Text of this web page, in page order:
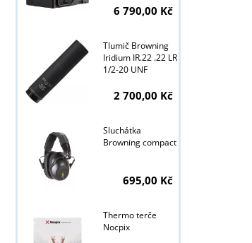
6 790,00 Kč
Tlumič Browning
Iridium IR.22 .22 LR
1/2-20 UNF
2 700,00 Kč
Sluchátka
Browning compact
695,00 Kč
Thermo terče
Nocpix